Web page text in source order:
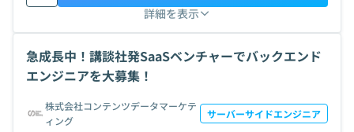
詳細を表示
急成長中！講談社発SaaSベンチャーでバックエンド
エンジニアを大募集！
株式会社コンテンツデータマーケテ
ィング
サーバーサイドエンジニア